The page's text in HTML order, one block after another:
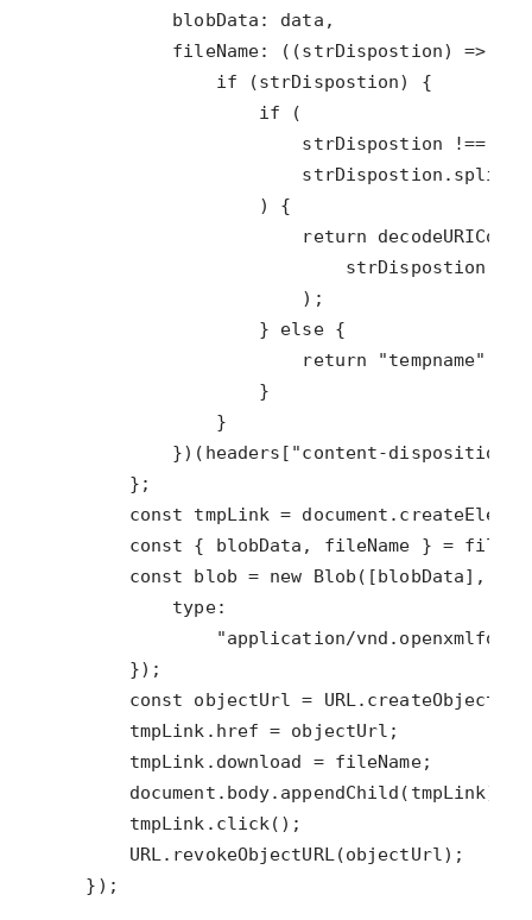
    });